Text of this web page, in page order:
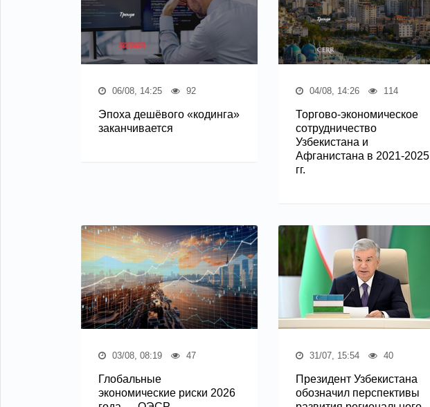
06/08, 14:25 92
Эпоха дешёвого «кодинга»
заканчивается
04/08, 14:26 114
Торгово-экономическое
сотрудничество
Узбекистана и
Афганистана в 2021-2025
гг.
03/08, 08:19 47
Глобальные
экономические риски 2026
31/07, 15:54 40
Президент Узбекистана
обозначил перспективы